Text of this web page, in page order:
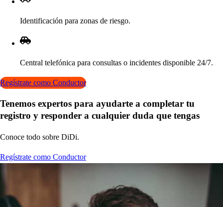
Identificación para zonas de riesgo.
Central telefónica para consultas o incidentes disponible 24/7.
Regístrate como Conductor
Tenemos expertos para ayudarte a completar tu
registro y responder a cualquier duda que tengas
Conoce todo sobre DiDi.
Regístrate como Conductor